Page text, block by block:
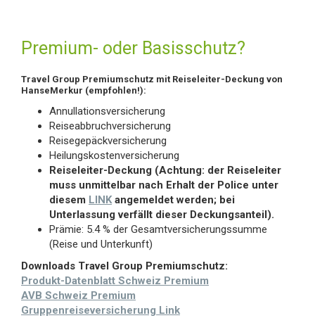
Premium- oder Basisschutz?
Travel Group Premiumschutz mit Reiseleiter-Deckung von
HanseMerkur (empfohlen!):
Annullationsversicherung
Reiseabbruchversicherung
Reisegepäckversicherung
Heilungskostenversicherung
Reiseleiter-Deckung (Achtung: der Reiseleiter
muss unmittelbar nach Erhalt der Police unter
diesem LINK angemeldet werden; bei
Unterlassung verfällt dieser Deckungsanteil).
Prämie: 5.4 % der Gesamtversicherungssumme
(Reise und Unterkunft)
Downloads Travel Group Premiumschutz:
Produkt-Datenblatt Schweiz Premium
AVB Schweiz Premium
Gruppenreiseversicherung Link